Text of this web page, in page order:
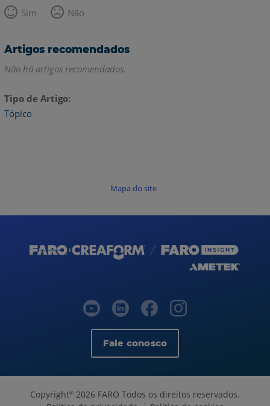
Sim
Não
Artigos recomendados
Não há artigos recomendados.
Tipo de Artigo
Tópico
Mapa do site
Fale conosco
Copyright© 2026 FARO Todos os direitos reservados.